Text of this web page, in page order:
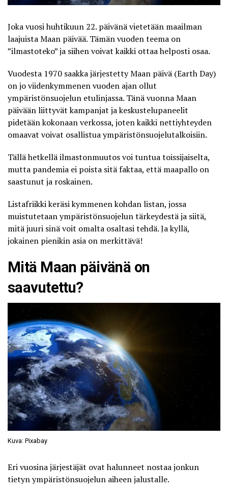
Joka vuosi huhtikuun 22. päivänä vietetään maailman
laajuista Maan päivää. Tämän vuoden teema on
”ilmastoteko” ja siihen voivat kaikki ottaa helposti osaa.
Vuodesta 1970 saakka järjestetty Maan päivä (Earth Day)
on jo viidenkymmenen vuoden ajan ollut
ympäristönsuojelun etulinjassa. Tänä vuonna Maan
päivään liittyvät kampanjat ja keskustelupaneelit
pidetään kokonaan verkossa, joten kaikki nettiyhteyden
omaavat voivat osallistua ympäristönsuojelutalkoisiin.
Tällä hetkellä ilmastonmuutos voi tuntua toissijaiselta,
mutta pandemia ei poista sitä faktaa, että maapallo on
saastunut ja roskainen.
Listafriikkikeräsi kymmenen kohdan listan, jossa
muistutetaan ympäristönsuojelun tärkeydestä ja siitä,
mitä juuri sinä voit omalta osaltasi tehdä. Ja kyllä,
jokainen pienikin asia on merkittävä!
Mitä Maan päivänä on
saavutettu?
Kuva: Pixabay
Eri vuosina järjestäjät ovat halunneet nostaa jonkun
tietyn ympäristönsuojelun aiheen jalustalle.